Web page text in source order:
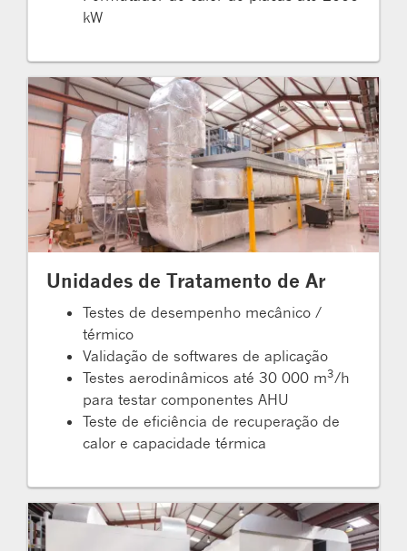
kW
Unidades de Tratamento de Ar
Testes de desempenho mecânico /
térmico
Validação de softwares de aplicação
Testes aerodinâmicos até 30 000 m3/h
para testar componentes AHU
Teste de eficiência de recuperação de
calor e capacidade térmica